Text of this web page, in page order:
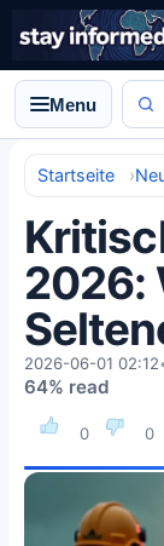
Menu
Startseite
2026:
0 0
2026-06-01 02:12
64% read